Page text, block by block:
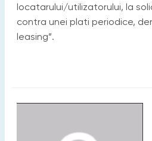
locatarului/utilizatorului, la
contra unei plati periodice,
leasing”.